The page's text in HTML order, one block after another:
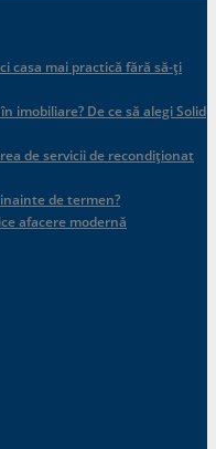
casa mai practică fără să-ți
imobiliare? De ce să alegi Solid
de servicii de recondiționat
de termen?
afacere modernă